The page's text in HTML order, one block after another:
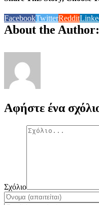
FacebookTwitterReddit
About the Author:
Αφήστε ένα
Σχόλιο